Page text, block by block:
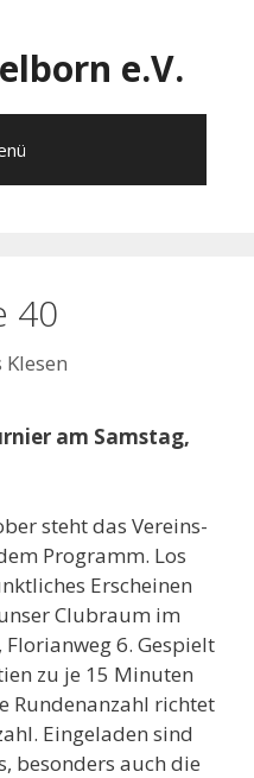
e.V.
40
Klesen
am Samstag,
steht das Vereins-
Programm. Los
Erscheinen
Clubraum im
6. Gespielt
zu je 15 Minuten
Rundenanzahl richtet
Eingeladen sind
besonders auch die